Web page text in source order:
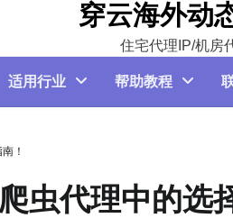
穿云海外动
住宅代理IP/机房
适用行业 帮助教程
！
虫代理中的选